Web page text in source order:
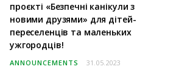
проєкті «Безпечні канікули з
новими друзями» для дітей-
переселенців та маленьких
ужгородців!
ANNOUNCEMENTS 31.05.2023